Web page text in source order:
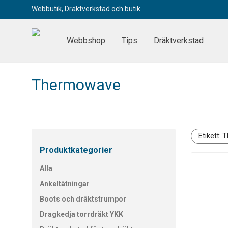
Webbutik, Dräktverkstad och butik
Webbshop Tips Dräktverkstad
Thermowave
Produktkategorier
Alla
Ankeltätningar
Boots och dräktstrumpor
Dragkedja torrdräkt YKK
Etikett: